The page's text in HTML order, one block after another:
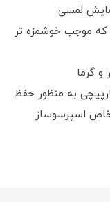
لمسی
برای تولید بخار با فشار 15 بار که موجب خوشمزه تر
و گرما
به منظور حفظ
اسپرسوساز